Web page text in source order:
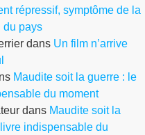
répressif, symptôme de la
du pays
dans Un film n’arrive
Maudite soit la guerre : le
du moment
dans Maudite soit la
indispensable du